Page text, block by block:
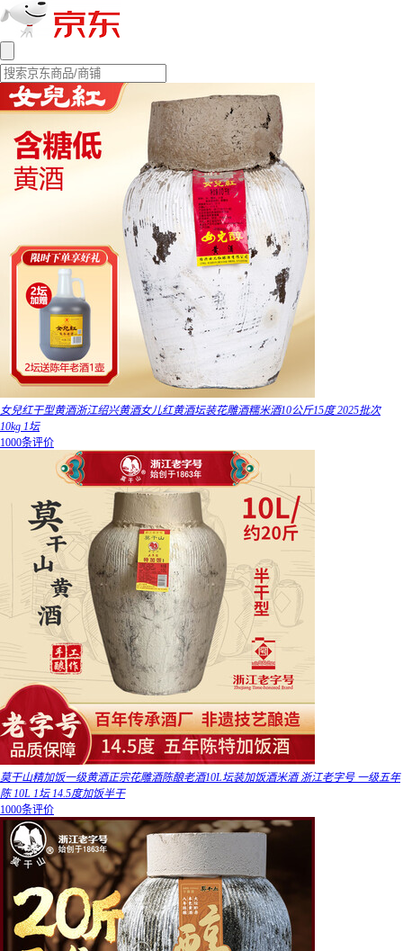
女兒红干型黄酒浙江绍兴黄酒女儿红黄酒坛装花雕酒糯米酒10公斤15度 2025批次
10kg 1坛
1000条评价
莫干山精加饭一级黄酒正宗花雕酒陈酿老酒10L坛装加饭酒米酒 浙江老字号 一级五年
陈 10L 1坛 14.5度加饭半干
1000条评价